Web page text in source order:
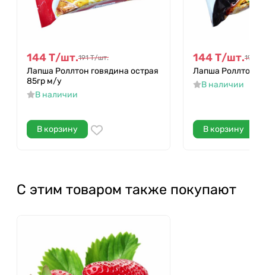
144Т/шт.191 Т/шт.
Лапша Роллтон говядина острая
85гр м/у
В наличии
В корзину
144Т/шт.191
Лапша Роллтон
В наличии
В корзину
С этим товаром также покупают